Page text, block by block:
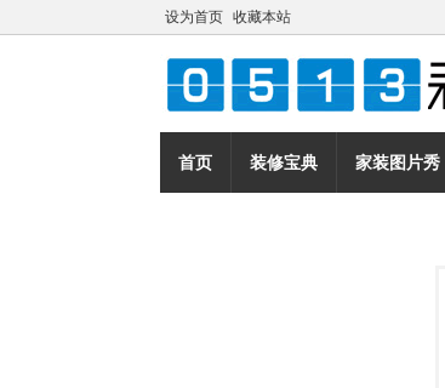
设为首页 收藏本站
首页 装修宝典 家装图片秀